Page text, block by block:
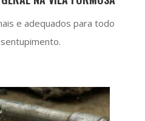
e adequados para todo